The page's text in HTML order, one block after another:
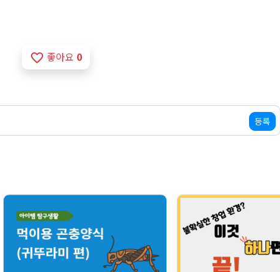
favorite_border 좋아요 0
등록